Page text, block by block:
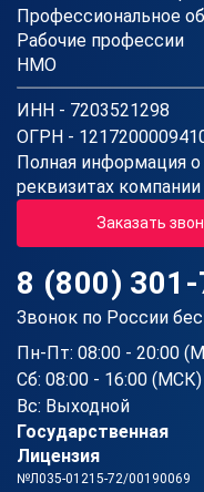
Профессиональное
Рабочие профессии
НМО
ИНН - 7203521298
ОГРН -
Полная информация о
реквизитах компании
Заказать
8 (800)
Звонок по России
Пн-Пт: 08:00 - 20:00
Сб: 08:00 - 16:00 (МСК)
Вс: Выходной
Государственная
Лицензия
№Л035-01215-72/00190069